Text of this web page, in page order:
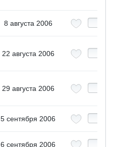
8 августа 2006
22 августа 2006
29 августа 2006
5 сентября 2006
6 сентября 2006